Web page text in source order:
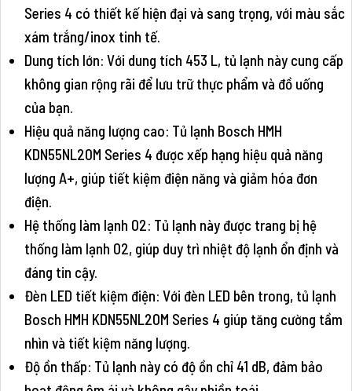
Series 4 có thiết kế hiện đại và sang trọng, với màu sắc
xám trắng/inox tinh tế.
Dung tích lớn: Với dung tích 453 L, tủ lạnh này cung cấp
không gian rộng rãi để lưu trữ thực phẩm và đồ uống
của bạn.
Hiệu quả năng lượng cao: Tủ lạnh Bosch HMH
KDN55NL20M Series 4 được xếp hạng hiệu quả năng
lượng A+, giúp tiết kiệm điện năng và giảm hóa đơn
điện.
Hệ thống làm lạnh 02: Tủ lạnh này được trang bị hệ
thống làm lạnh 02, giúp duy trì nhiệt độ lạnh ổn định và
đáng tin cậy.
Đèn LED tiết kiệm điện: Với đèn LED bên trong, tủ lạnh
Bosch HMH KDN55NL20M Series 4 giúp tăng cường tầm
nhìn và tiết kiệm năng lượng.
Độ ồn thấp: Tủ lạnh này có độ ồn chỉ 41 dB, đảm bảo